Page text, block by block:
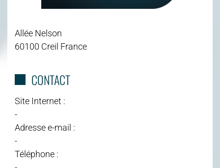
Allée Nelson
60100 Creil France
CONTACT
Site Internet :
-
Adresse e-mail :
-
Téléphone :